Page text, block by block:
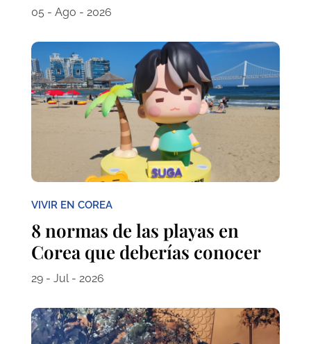
05 - Ago - 2026
VIVIR EN COREA
8 normas de las playas en
Corea que deberías conocer
29 - Jul - 2026